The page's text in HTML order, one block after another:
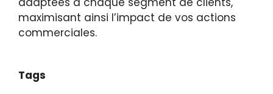
maximisant ainsi l’impact de vos actions
commerciales.
Tags